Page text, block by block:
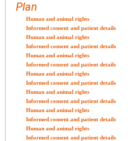
Plan
Human and animal rights
Informed consent and patient details
Human and animal rights
Informed consent and patient details
Human and animal rights
Informed consent and patient details
Human and animal rights
Informed consent and patient details
Human and animal rights
Informed consent and patient details
Human and animal rights
Informed consent and patient details
Human and animal rights
Informed consent and patient details